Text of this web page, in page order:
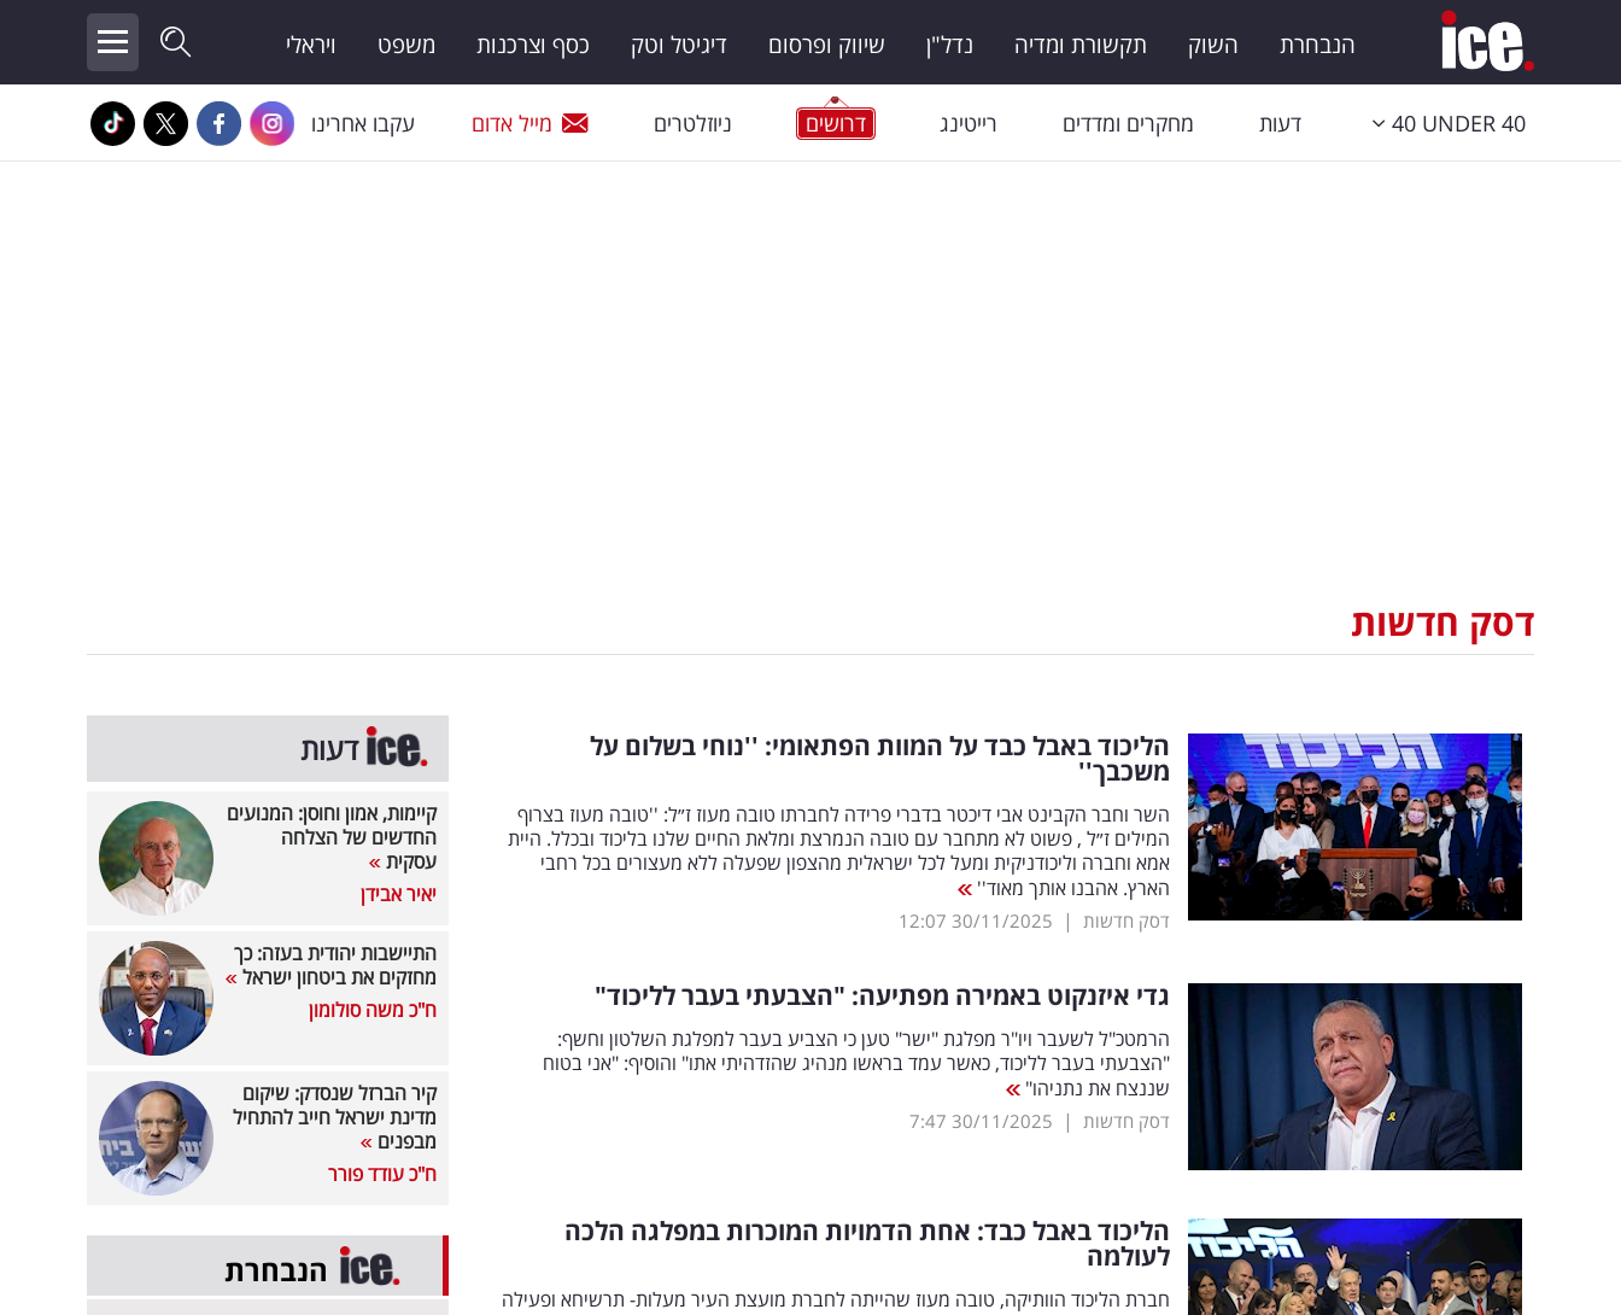
הנבחרת השוק תקשורת ומדיה נדל"ן שיווק ופרסום דיגיטל וטק כסף וצרכנות משפט ויראלי
40 UNDER 40 דעות מחקרים ומדדים רייטינג דרושים ניוזלטרים מייל אדום עקבו אחרינו
דסק חדשות
הליכוד באבל כבד על המוות הפתאומי: ''נוחי בשלום על
משכבך''
השר וחבר הקבינט אבי דיכטר בדברי פרידה לחברתו טובה מעוז ז״ל: ''טובה מעוז בצרוף
המילים ז״ל , פשוט לא מתחבר עם טובה הנמרצת ומלאת החיים שלנו בליכוד ובכלל. היית
אמא וחברה וליכודניקית ומעל לכל ישראלית מהצפון שפעלה ללא מעצורים בכל רחבי
הארץ. אהבנו אותך מאוד''
דסק חדשות |
30/11/2025
12:07
גדי איזנקוט באמירה מפתיעה: "הצבעתי בעבר לליכוד"
הרמטכ"ל לשעבר ויו"ר מפלגת "ישר" טען כי הצביע בעבר למפלגת השלטון וחשף:
"הצבעתי בעבר לליכוד, כאשר עמד בראשו מנהיג שהזדהיתי אתו" והוסיף: "אני בטוח
שננצח את נתניהו"
דסק חדשות |
30/11/2025
7:47
הליכוד באבל כבד: אחת הדמויות המוכרות במפלגה הלכה
לעולמה
חברת הליכוד הוותיקה, טובה מעוז שהייתה לחברת מועצת העיר מעלות- תרשיחא ופעילה
דעות
קיימות, אמון וחוסן: המנועים
החדשים של הצלחה
עסקית
יאיר אבידן
התיישבות יהודית בעזה: כך
מחזקים את ביטחון ישראל
ח"כ משה סולומון
קיר הברזל שנסדק: שיקום
מדינת ישראל חייב להתחיל
מבפנים
ח"כ עודד פורר
הנבחרת